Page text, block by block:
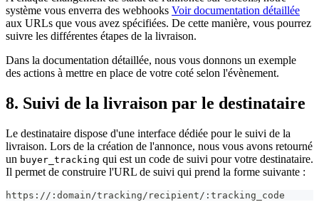
système vous enverra des webhooks Voir documentation détaillée
aux URLs que vous avez spécifiées. De cette manière, vous pourrez
suivre les différentes étapes de la livraison.
Dans la documentation détaillée, nous vous donnons un exemple
des actions à mettre en place de votre coté selon l'évènement.
8. Suivi de la livraison par le destinataire
Le destinataire dispose d'une interface dédiée pour le suivi de la
livraison. Lors de la création de l'annonce, nous vous avons retourné
un buyer_tracking qui est un code de suivi pour votre destinataire.
Il permet de construire l'URL de suivi qui prend la forme suivante :
https://:domain/tracking/recipient/:tracking_code